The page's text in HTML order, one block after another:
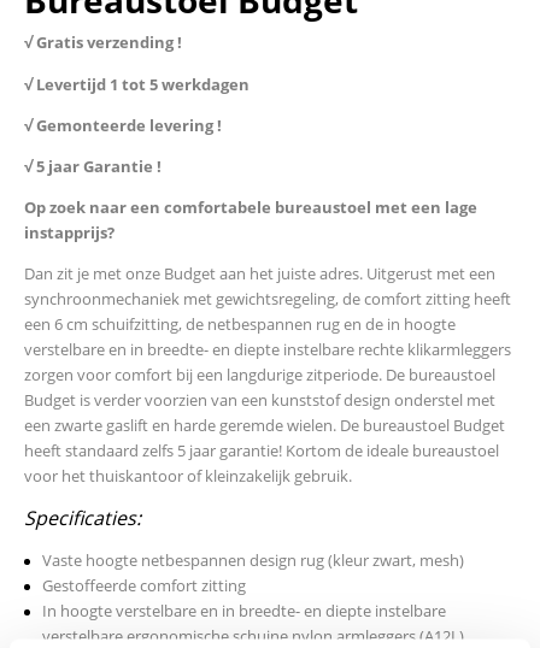
√ Gratis verzending !
√ Levertijd 1 tot 5 werkdagen
√ Gemonteerde levering !
√ 5 jaar Garantie !
Op zoek naar een comfortabele bureaustoel met een lage
instapprijs?
Dan zit je met onze Budget aan het juiste adres. Uitgerust met een
synchroonmechaniek met gewichtsregeling, de comfort zitting heeft
een 6 cm schuifzitting, de netbespannen rug en de in hoogte
verstelbare en in breedte- en diepte instelbare rechte klikarmleggers
zorgen voor comfort bij een langdurige zitperiode. De bureaustoel
Budget is verder voorzien van een kunststof design onderstel met
een zwarte gaslift en harde geremde wielen. De bureaustoel Budget
heeft standaard zelfs 5 jaar garantie! Kortom de ideale bureaustoel
voor het thuiskantoor of kleinzakelijk gebruik.
Specificaties:
Vaste hoogte netbespannen design rug (kleur zwart, mesh)
Gestoffeerde comfort zitting
In hoogte verstelbare en in breedte- en diepte instelbare
verstelbare ergonomische schuine nylon armleggers (A12L)